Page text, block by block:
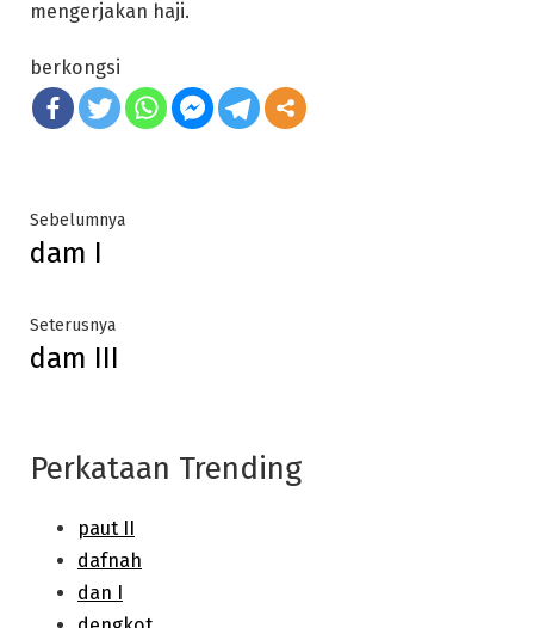
mengerjakan haji.
berkongsi
Post
navigation
SebelumnyaPrevious
dam I
SeterusnyaNext
post:
dam III
Perkataan Trending